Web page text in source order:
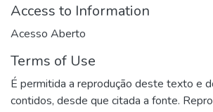
Access to Information
Acesso Aberto
Terms of Use
É permitida a reprodução deste texto e
contidos, desde que citada a fonte.